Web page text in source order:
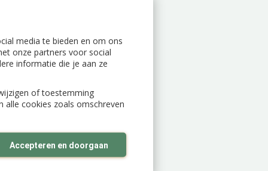
media te bieden en om ons
onze partners voor social
informatie die je aan ze
of toestemming
alle cookies zoals omschreven
Accepteren en doorgaan